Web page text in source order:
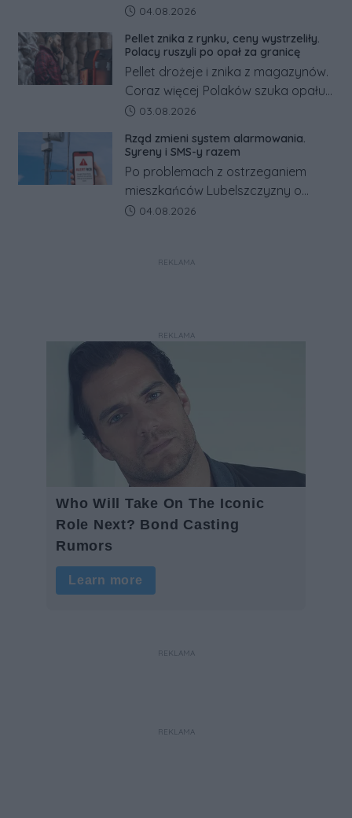
pracowników podwyżka płacy
tym zmianom zyskają.
Data dodania artykułu:
04.08.2026
Pellet znika z rynku, ceny wystrzeliły.
Polacy ruszyli po opał za granicę
Pellet drożeje i znika z magazynów.
Coraz więcej Polaków szuka opału
za granicą, gdzie bywa nawet
Co się dzieje?
Data dodania artykułu:
03.08.2026
Rząd zmieni system alarmowania.
Syreny i SMS-y razem
Po problemach z ostrzeganiem
mieszkańców Lubelszczyzny o
rosyjskim zagrożeniu rząd
w jeden system.
Data dodania artykułu:
04.08.2026
REKLAMA
REKLAMA
REKLAMA
REKLAMA